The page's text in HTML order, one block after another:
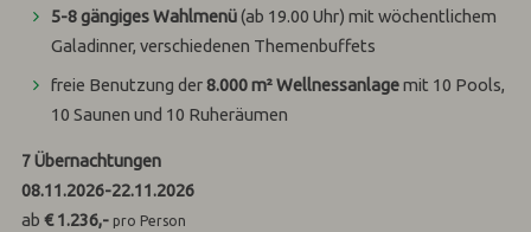
5-8 gängiges Wahlmenü(ab 19.00 Uhr) mit wöchentlichem
Galadinner, verschiedenen Themenbuffets
freie Benutzung der8.000 m² Wellnessanlagemit 10 Pools,
10 Saunen und 10 Ruheräumen
7Übernachtungen
08.11.2026-22.11.2026
ab€ 1.236,- pro Person